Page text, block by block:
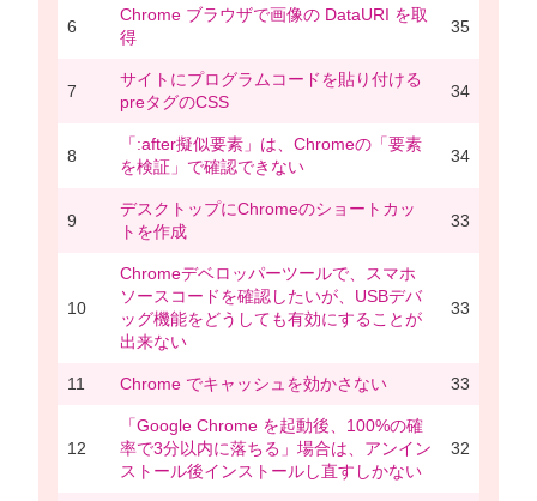
6
Chrome ブラウザで画像の DataURI を取
得
35
7
サイトにプログラムコードを貼り付ける
preタグのCSS
34
8
「:after擬似要素」は、Chromeの「要素
を検証」で確認できない
34
9
デスクトップにChromeのショートカッ
トを作成
33
10
Chromeデベロッパーツールで、スマホ
ソースコードを確認したいが、USBデバ
ッグ機能をどうしても有効にすることが
出来ない
33
11 Chrome でキャッシュを効かさない 33
12
「Google Chrome を起動後、100%の確
率で3分以内に落ちる」場合は、アンイン
ストール後インストールし直すしかない
32